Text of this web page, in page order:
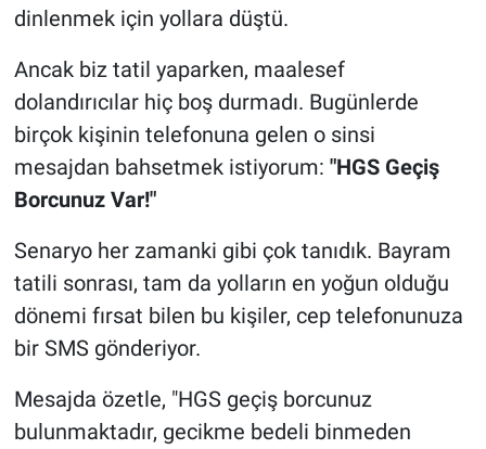
dinlenmek için yollara düştü.
Ancak biz tatil yaparken, maalesef
dolandırıcılar hiç boş durmadı. Bugünlerde
birçok kişinin telefonuna gelen o sinsi
mesajdan bahsetmek istiyorum: "HGS Geçiş
Borcunuz Var!"
​Senaryo her zamanki gibi çok tanıdık. Bayram
tatili sonrası, tam da yolların en yoğun olduğu
dönemi fırsat bilen bu kişiler, cep telefonunuza
bir SMS gönderiyor.
Mesajda özetle, "HGS geçiş borcunuz
bulunmaktadır, gecikme bedeli binmeden